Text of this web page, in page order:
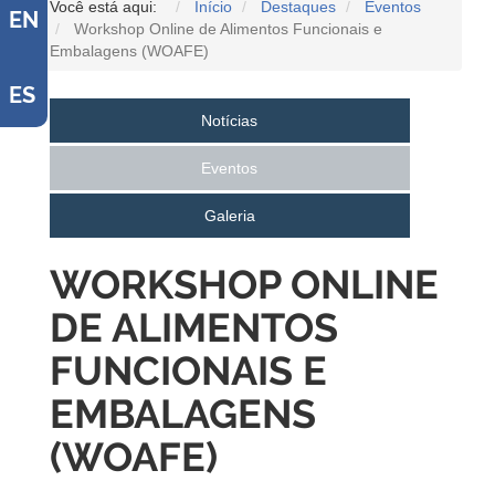
EN
ES
Você está aqui: Início Destaques
Eventos
Workshop Online de Alimentos Funcionais e
Embalagens (WOAFE)
Notícias
Eventos
Galeria
WORKSHOP ONLINE
DE ALIMENTOS
FUNCIONAIS E
EMBALAGENS
(WOAFE)